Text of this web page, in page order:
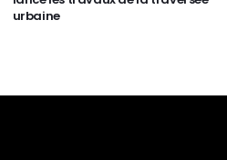
urbaine